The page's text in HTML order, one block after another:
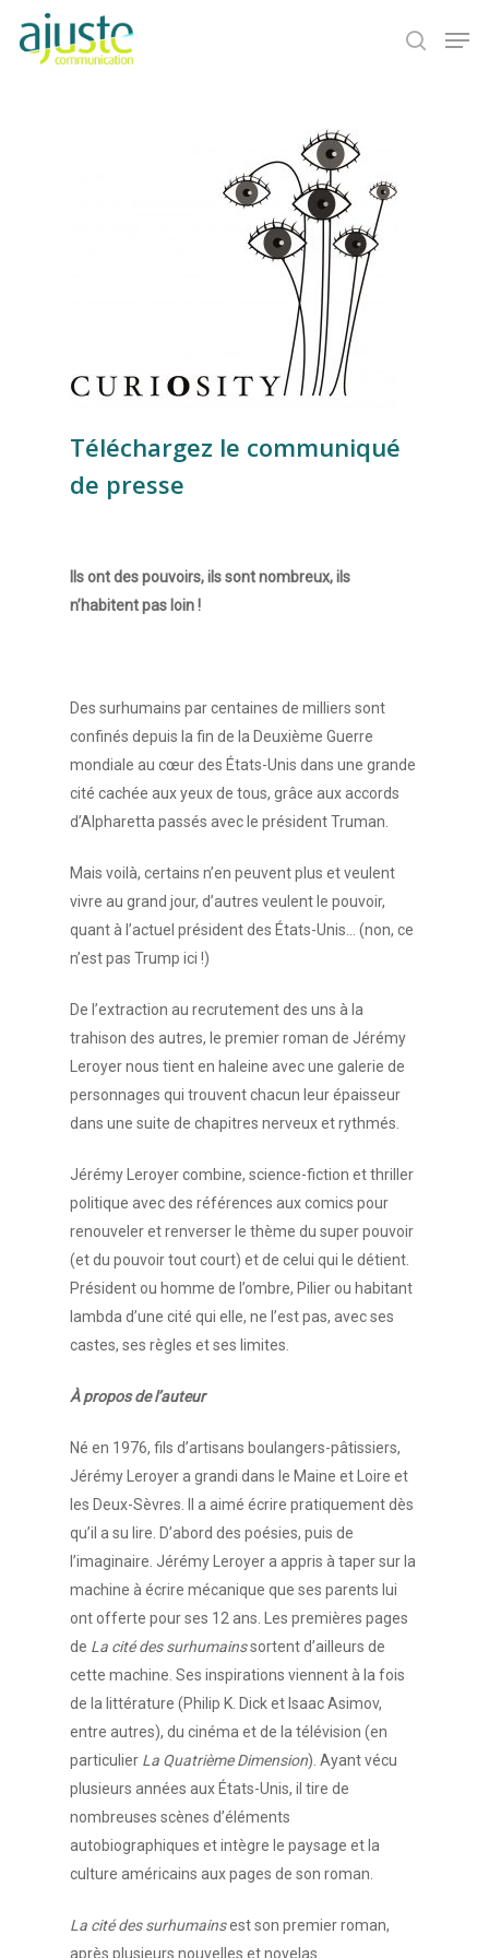
Téléchargez le communiqué
de presse
Ils ont des pouvoirs, ils sont nombreux, ils
n’habitent pas loin !
Des surhumains par centaines de milliers sont
confinés depuis la fin de la Deuxième Guerre
mondiale au cœur des États-Unis dans une grande
cité cachée aux yeux de tous, grâce aux accords
d’Alpharetta passés avec le président Truman.
Mais voilà, certains n’en peuvent plus et veulent
vivre au grand jour, d’autres veulent le pouvoir,
quant à l’actuel président des États-Unis… (non, ce
n’est pas Trump ici !)
De l’extraction au recrutement des uns à la
trahison des autres, le premier roman de Jérémy
Leroyer nous tient en haleine avec une galerie de
personnages qui trouvent chacun leur épaisseur
dans une suite de chapitres nerveux et rythmés.
Jérémy Leroyer combine, science-fiction et thriller
politique avec des références aux comics pour
renouveler et renverser le thème du super pouvoir
(et du pouvoir tout court) et de celui qui le détient.
Président ou homme de l’ombre, Pilier ou habitant
lambda d’une cité qui elle, ne l’est pas, avec ses
castes, ses règles et ses limites.
À propos de l’auteur
Né en 1976, fils d’artisans boulangers-pâtissiers,
Jérémy Leroyer a grandi dans le Maine et Loire et
les Deux-Sèvres. Il a aimé écrire pratiquement dès
qu’il a su lire. D’abord des poésies, puis de
l’imaginaire. Jérémy Leroyer a appris à taper sur la
machine à écrire mécanique que ses parents lui
ont offerte pour ses 12 ans. Les premières pages
de La cité des surhumainssortent d’ailleurs de
cette machine. Ses inspirations viennent à la fois
de la littérature (Philip K. Dick et Isaac Asimov,
entre autres), du cinéma et de la télévision (en
particulier La Quatrième Dimension). Ayant vécu
plusieurs années aux États-Unis, il tire de
nombreuses scènes d’éléments
autobiographiques et intègre le paysage et la
culture américains aux pages de son roman.
La cité des surhumainsest son premier roman,
après plusieurs nouvelles et novelas.